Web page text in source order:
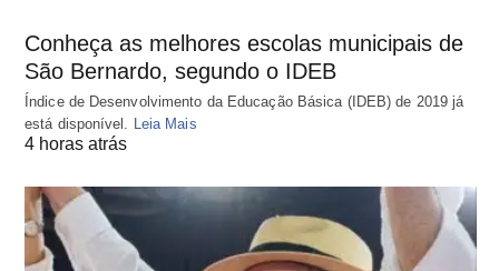
Conheça as melhores escolas municipais de
São Bernardo, segundo o IDEB
Índice de Desenvolvimento da Educação Básica (IDEB) de 2019 já
está disponível.
Leia Mais
4 horas atrás